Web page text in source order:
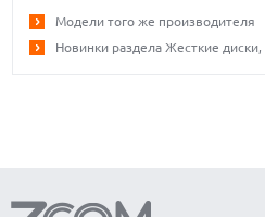
Модели того же производителя
Новинки раздела Жесткие диски,